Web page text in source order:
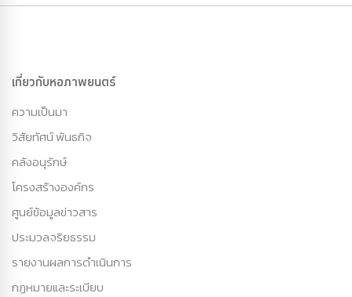
เกี่ยวกับหอภาพยนตร์
ความเป็นมา
วิสัยทัศน์ พันธกิจ
คลังอนุรักษ์
โครงสร้างองค์กร
ศูนย์ข้อมูลข่าวสาร
ประมวลจริยธรรม
รายงานผลการดำเนินการ
กฏหมายและระเบียบ